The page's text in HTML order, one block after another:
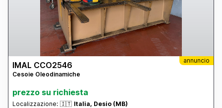
annuncio
IMAL CCO2546
Cesoie Oleodinamiche
prezzo su richiesta
Localizzazione: 🇮🇹 Italia, Desio (MB)